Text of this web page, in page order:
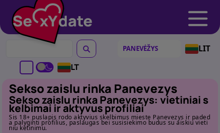
LIT
LT
Sekso zaislu rinka Panevezys
Sekso zaislu rinka Panevezys: vietiniai s
kelbimai ir aktyvus profiliai
Sis 18+ puslapis rodo aktyvius skelbimus mieste Panevezys ir paded
a palyginti profilius, paslaugas bei susisiekimo budus su aiskiu vieti
niu ketinimu.